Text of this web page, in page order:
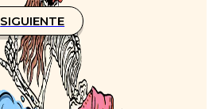
SIGUIENTE